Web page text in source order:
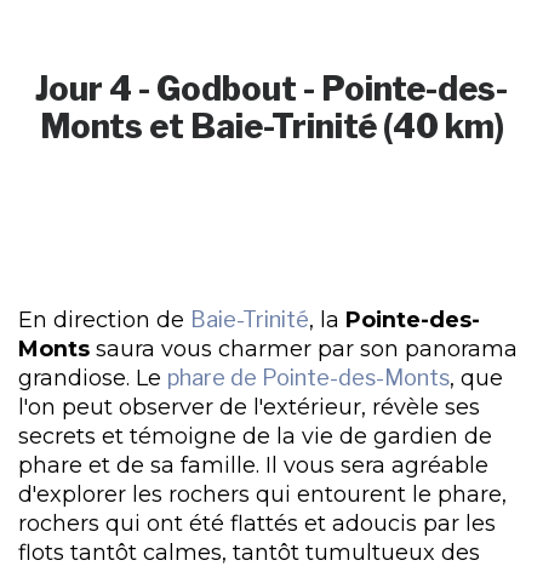
Jour 4 - Godbout - Pointe-des-
Monts et Baie-Trinité (40 km)
En direction de Baie-Trinité, la Pointe-des-
Monts saura vous charmer par son panorama
grandiose. Le phare de Pointe-des-Monts, que
l'on peut observer de l'extérieur, révèle ses
secrets et témoigne de la vie de gardien de
phare et de sa famille. Il vous sera agréable
d'explorer les rochers qui entourent le phare,
rochers qui ont été flattés et adoucis par les
flots tantôt calmes, tantôt tumultueux des